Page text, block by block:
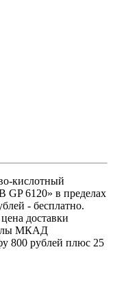
кислотный
GP 6120» в пределах
- бесплатно.
доставки
МКАД
800 рублей плюс 25